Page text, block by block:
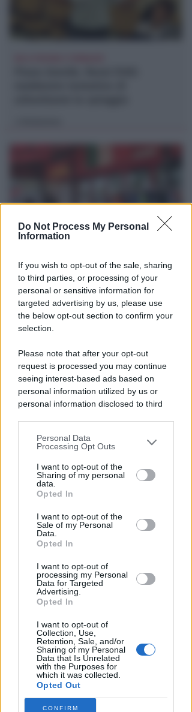
Do Not Process My Personal
Information
If you wish to opt-out of the sale, sharing
to third parties, or processing of your
personal or sensitive information for
targeted advertising by us, please use
the below opt-out section to confirm your
selection.
Please note that after your opt-out
request is processed you may continue
seeing interest-based ads based on
personal information utilized by us or
personal information disclosed to third
You may separately opt-out of the further
disclosure of your personal information
by third parties on the IAB’s list of
downstream participants.
by us to third parties on the IAB’s List of
Downstream Participants that may
further disclose it to other third parties.
Personal Data
Processing Opt Outs
I want to opt-out of the
Sharing of my personal
data.
Opted In
I want to opt-out of the
Sale of my Personal
Data.
Opted In
I want to opt-out of
processing my Personal
Data for Targeted
Advertising.
Opted In
I want to opt-out of
Collection, Use,
Retention, Sale, and/or
Sharing of my Personal
Data that Is Unrelated
with the Purposes for
which it was collected.
Opted Out
CONFIRM
Chiusura Red Devil. Legali del
locale: faro di legalità in zona
da "Suburra"
A Coriano l'incontro
internazionale "contro le
droghe". Spinelli: orgogliosa
Redazione
LA DECISIONE DEL GIP
Abusi ripetuti sulla figlia 13enne
della convivente. 44enne andrà
a processo